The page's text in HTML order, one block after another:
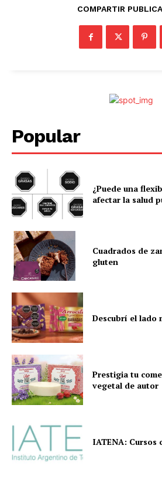
COMPARTIR
Popular
¿Puede una
afectar la salud
Cuadrados de
gluten
Descubrí el lado
Prestigia tu
vegetal de autor
IATENA: Cursos